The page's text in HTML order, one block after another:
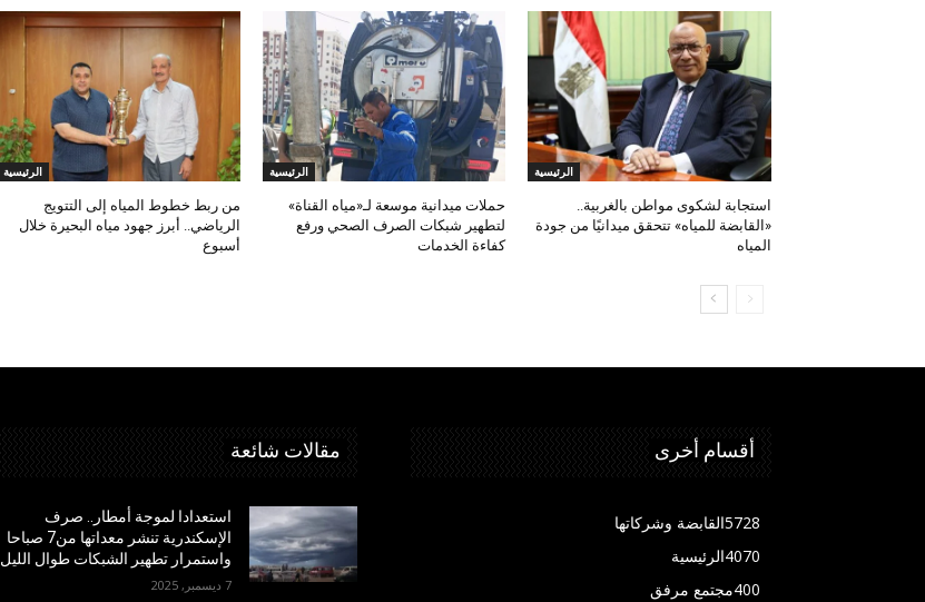
الرئيسية
استجابة لشكوى مواطن بالغربية..
«القابضة للمياه» تتحقق ميدانيًا من جودة
المياه
الرئيسية
حملات ميدانية موسعة لـ«مياه القناة»
لتطهير شبكات الصرف الصحي ورفع
كفاءة الخدمات
الرئيسية
من ربط خطوط المياه إلى التتويج
الرياضي.. أبرز جهود مياه البحيرة خلال
أسبوع
مقالات شائعة
استعدادا لموجة أمطار.. صرف
الإسكندرية تنشر معداتها من7 صباحا
واستمرار تطهير الشبكات طوال الليل
7 ديسمبر, 2025
أقسام أخرى
القابضة وشركاتها5728
الرئيسية4070
مجتمع مرفق400